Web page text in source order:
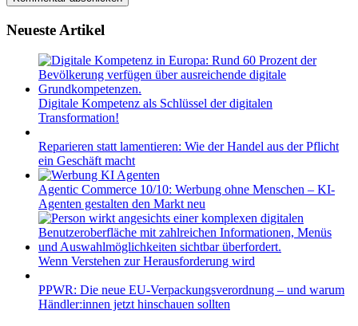
Neueste Artikel
Digitale Kompetenz als Schlüssel der digitalen
Transformation!
Reparieren statt lamentieren: Wie der Handel aus der Pflicht
ein Geschäft macht
Agentic Commerce 10/10: Werbung ohne Menschen – KI-
Agenten gestalten den Markt neu
Wenn Verstehen zur Herausforderung wird
PPWR: Die neue EU-Verpackungsverordnung – und warum
Händler:innen jetzt hinschauen sollten